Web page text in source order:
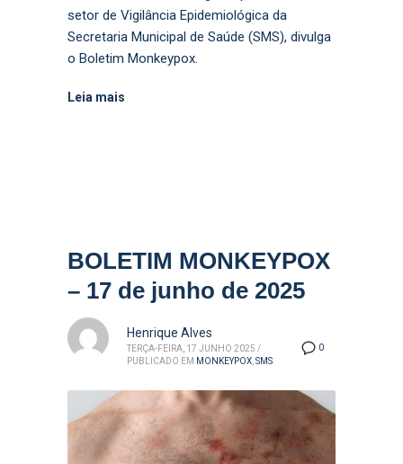
setor de Vigilância Epidemiológica da
Secretaria Municipal de Saúde (SMS), divulga
o Boletim Monkeypox.
Leia mais
BOLETIM MONKEYPOX
– 17 de junho de 2025
0
Henrique Alves
TERÇA-FEIRA, 17 JUNHO 2025 /
PUBLICADO EM MONKEYPOX,SMS